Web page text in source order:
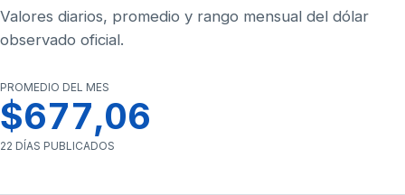
Valores diarios, promedio y rango mensual del dólar
observado oficial.
PROMEDIO DEL MES
$677,06
22 DÍAS PUBLICADOS